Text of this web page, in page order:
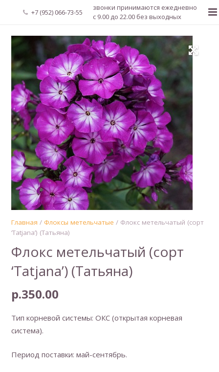
+7 (952) 066-73-55
звонки принимаются ежедневно
с 9.00 до 22.00 без выходных
Главная
О нас
Новости
Каталог растений
Доставка и оплата
Мой аккаунт
Регистрация
Главная / Флоксы метельчатые / Флокс метельчатый (сорт
‘Tatjana’) (Татьяна)
Флокс метельчатый (сорт
‘Tatjana’) (Татьяна)
р.350.00
Тип корневой системы: ОКС (открытая корневая
система).
Период поставки: май-сентябрь.